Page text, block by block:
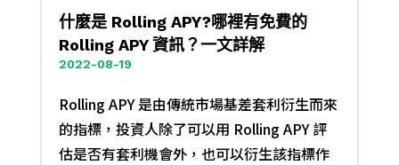
什麼是 Rolling APY?哪裡有免費的
Rolling APY 資訊？一文詳解
2022-08-19
Rolling APY 是由傳統市場基差套利衍生而來
的指標，投資人除了可以用 Rolling APY 評
估是否有套利機會外，也可以衍生該指標作